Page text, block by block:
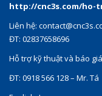
http://cnc3s.com/ho-
Liên hệ:
ĐT: 02837658696
Hỗ trợ kỹ thuật và báo
ĐT: 0918 566 128 – Mr. Tá